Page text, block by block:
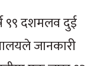
९९ दशमलव दुई
जानकारी